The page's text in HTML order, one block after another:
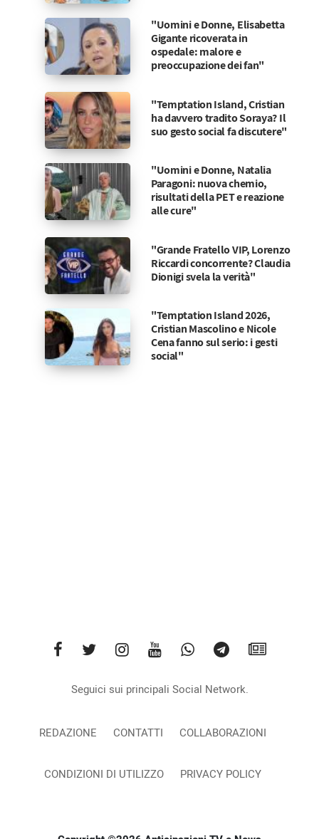
"Uomini e Donne, Elisabetta
Gigante ricoverata in
ospedale: malore e
preoccupazione dei fan"
"Temptation Island, Cristian
ha davvero tradito Soraya? Il
suo gesto social fa discutere"
"Uomini e Donne, Natalia
Paragoni: nuova chemio,
risultati della PET e reazione
alle cure"
"Grande Fratello VIP, Lorenzo
Riccardi concorrente? Claudia
Dionigi svela la verità"
"Temptation Island 2026,
Cristian Mascolino e Nicole
Cena fanno sul serio: i gesti
social"
Seguici sui principali Social Network.
REDAZIONE CONTATTI COLLABORAZIONI
CONDIZIONI DI UTILIZZO PRIVACY POLICY